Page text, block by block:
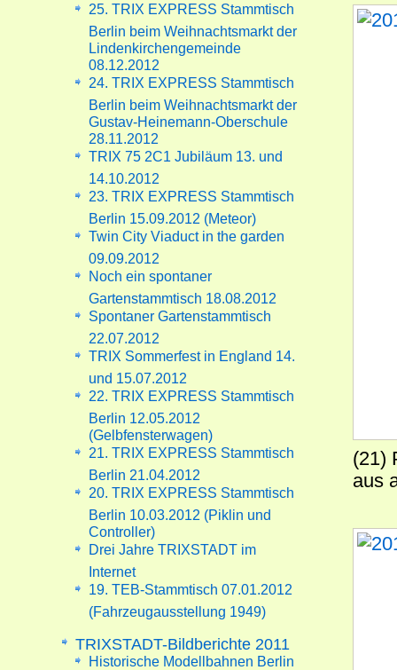
(21)
aus
25. TRIX EXPRESS Stammtisch
Berlin beim Weihnachtsmarkt der
Lindenkirchengemeinde
08.12.2012
24. TRIX EXPRESS Stammtisch
Berlin beim Weihnachtsmarkt der
Gustav-Heinemann-Oberschule
28.11.2012
TRIX 75 2C1 Jubiläum 13. und
14.10.2012
23. TRIX EXPRESS Stammtisch
Berlin 15.09.2012 (Meteor)
Twin City Viaduct in the garden
09.09.2012
Noch ein spontaner
Gartenstammtisch 18.08.2012
Spontaner Gartenstammtisch
22.07.2012
TRIX Sommerfest in England 14.
und 15.07.2012
22. TRIX EXPRESS Stammtisch
Berlin 12.05.2012
(Gelbfensterwagen)
21. TRIX EXPRESS Stammtisch
Berlin 21.04.2012
20. TRIX EXPRESS Stammtisch
Berlin 10.03.2012 (Piklin und
Controller)
Drei Jahre TRIXSTADT im
Internet
19. TEB-Stammtisch 07.01.2012
(Fahrzeugausstellung 1949)
TRIXSTADT-Bildberichte 2011
Historische Modellbahnen Berlin